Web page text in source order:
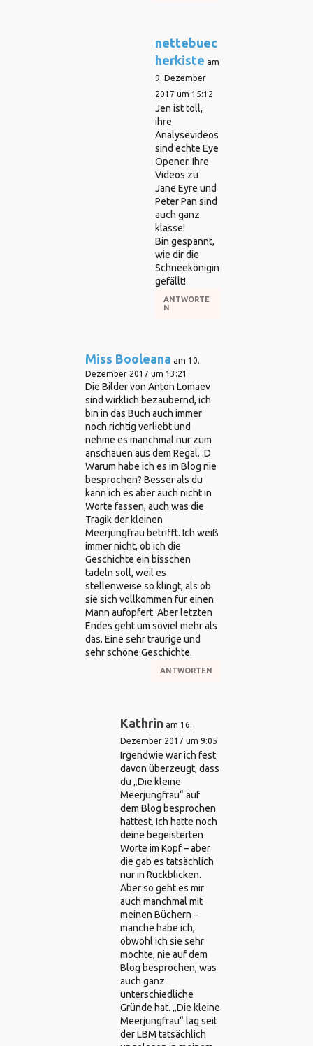
nettebuec
herkiste am
9. Dezember
2017 um 15:12
Jen ist toll,
ihre
Analysevideos
sind echte Eye
Opener. Ihre
Videos zu
Jane Eyre und
Peter Pan sind
auch ganz
klasse!
Bin gespannt,
wie dir die
Schneekönigin
gefällt!
ANTWORTE
N
Miss Booleana am 10.
Dezember 2017 um 13:21
Die Bilder von Anton Lomaev
sind wirklich bezaubernd, ich
bin in das Buch auch immer
noch richtig verliebt und
nehme es manchmal nur zum
anschauen aus dem Regal. :D
Warum habe ich es im Blog nie
besprochen? Besser als du
kann ich es aber auch nicht in
Worte fassen, auch was die
Tragik der kleinen
Meerjungfrau betrifft. Ich weiß
immer nicht, ob ich die
Geschichte ein bisschen
tadeln soll, weil es
stellenweise so klingt, als ob
sie sich vollkommen für einen
Mann aufopfert. Aber letzten
Endes geht um soviel mehr als
das. Eine sehr traurige und
sehr schöne Geschichte.
ANTWORTEN
Kathrin am 16.
Dezember 2017 um 9:05
Irgendwie war ich fest
davon überzeugt, dass
du „Die kleine
Meerjungfrau“ auf
dem Blog besprochen
hattest. Ich hatte noch
deine begeisterten
Worte im Kopf – aber
die gab es tatsächlich
nur in Rückblicken.
Aber so geht es mir
auch manchmal mit
meinen Büchern –
manche habe ich,
obwohl ich sie sehr
mochte, nie auf dem
Blog besprochen, was
auch ganz
unterschiedliche
Gründe hat. „Die kleine
Meerjungfrau“ lag seit
der LBM tatsächlich